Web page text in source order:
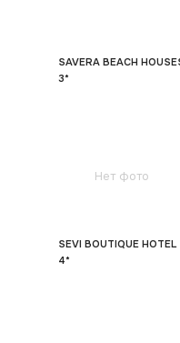
SAVERA BEACH
3*
Нет фото
SEVI BOUTIQUE HOTEL
4*